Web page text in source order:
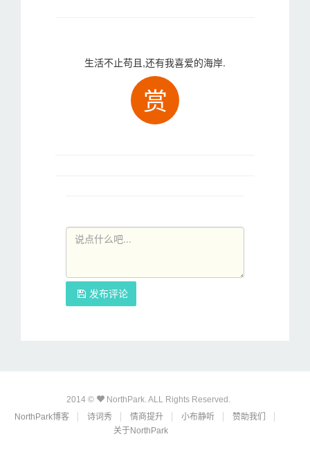
生活不止苟且,还有我喜爱的海岸.
赏
发布评论
2014 ©
NorthPark. ALL Rights Reserved.
NorthPark博客
诗词秀 情商提升 小布静听
赞助我们
关于NorthPark